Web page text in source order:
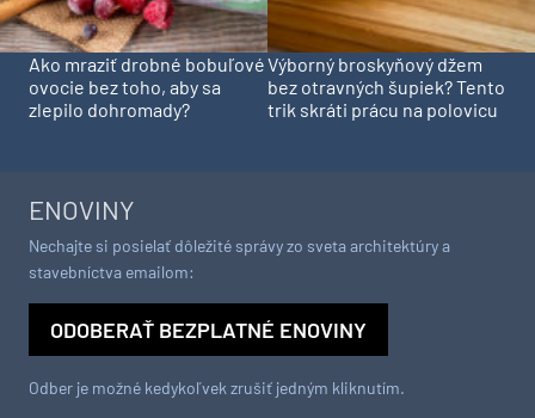
Ako mraziť drobné bobuľové
ovocie bez toho, aby sa
zlepilo dohromady?
Výborný broskyňový džem
bez otravných šupiek? Tento
trik skráti prácu na polovicu
ENOVINY
Nechajte si posielať dôležité správy zo sveta architektúry a
stavebníctva emailom:
ODOBERAŤ BEZPLATNÉ ENOVINY
Odber je možné kedykoľvek zrušiť jedným kliknutím.